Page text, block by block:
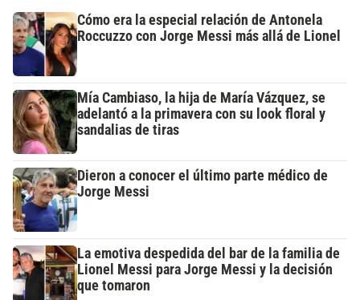
Cómo era la especial relación de Antonela
Roccuzzo con Jorge Messi más allá de Lionel
Mía Cambiaso, la hija de María Vázquez, se
adelantó a la primavera con su look floral y
sandalias de tiras
Dieron a conocer el último parte médico de
Jorge Messi
La emotiva despedida del bar de la familia de
Lionel Messi para Jorge Messi y la decisión
que tomaron